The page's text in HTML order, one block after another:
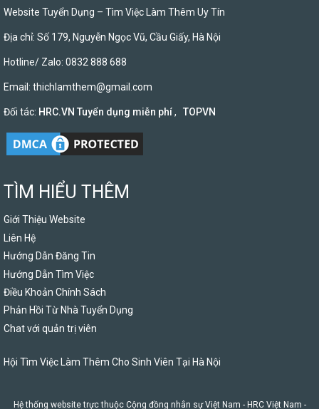
Website Tuyển Dụng – Tìm Việc Làm Thêm Uy Tín
Địa chỉ: Số 179, Nguyễn Ngọc Vũ, Cầu Giấy, Hà Nội
Hotline/ Zalo: 0832 888 688
Email: thichlamthem@gmail.com
Đối tác: HRC.VN Tuyển dụng miễn phí, TOPVN
TÌM HIỂU THÊM
Giới Thiệu Website
Liên Hệ
Hướng Dẫn Đăng Tin
Hướng Dẫn Tìm Việc
Điều Khoản Chính Sách
Phản Hồi Từ Nhà Tuyển Dụng
Chat với quản trị viên
Hội Tìm Việc Làm Thêm Cho Sinh Viên Tại Hà Nội
Hệ thống website trực thuộc Cộng đồng nhân sự Việt Nam - HRC Việt Nam -